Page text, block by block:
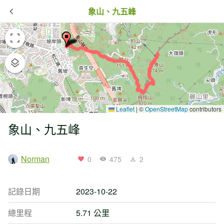
象山、九五峰
Leaflet | ©OpenStreetMapcontributors
象山、九五峰
Norman 0 475 2
記錄日期
2023-10-22
總里程
5.71 公里